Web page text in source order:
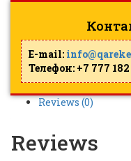
E-mail:
Телефон: +7 777 182
Reviews (0)
Reviews